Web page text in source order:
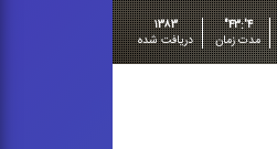
۴':۴۳"
مدت زمان
۱۳۸۳
دریافت شده